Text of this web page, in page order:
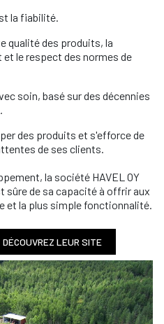
la fiabilité.
qualité des produits, la
le respect des normes de
soin, basé sur des décennies
des produits et s'efforce de
de ses clients.
la société HAVEL OY
sûre de sa capacité à offrir aux
et la plus simple fonctionnalité.
DÉCOUVREZ LEUR SITE